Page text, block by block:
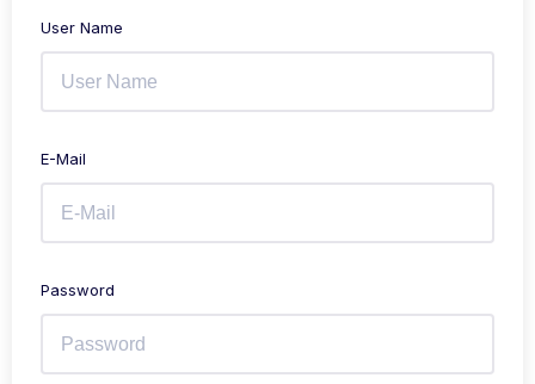
User Name
E-Mail
Password